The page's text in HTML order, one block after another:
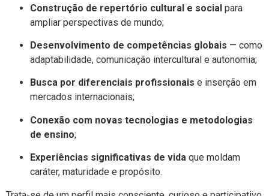
Construção de repertório cultural e social para
ampliar perspectivas de mundo;
Desenvolvimento de competências globais — como
adaptabilidade, comunicação intercultural e autonomia;
Busca por diferenciais profissionais e inserção em
mercados internacionais;
Conexão com novas tecnologias e metodologias
de ensino;
Experiências significativas de vida que moldam
caráter, maturidade e propósito.